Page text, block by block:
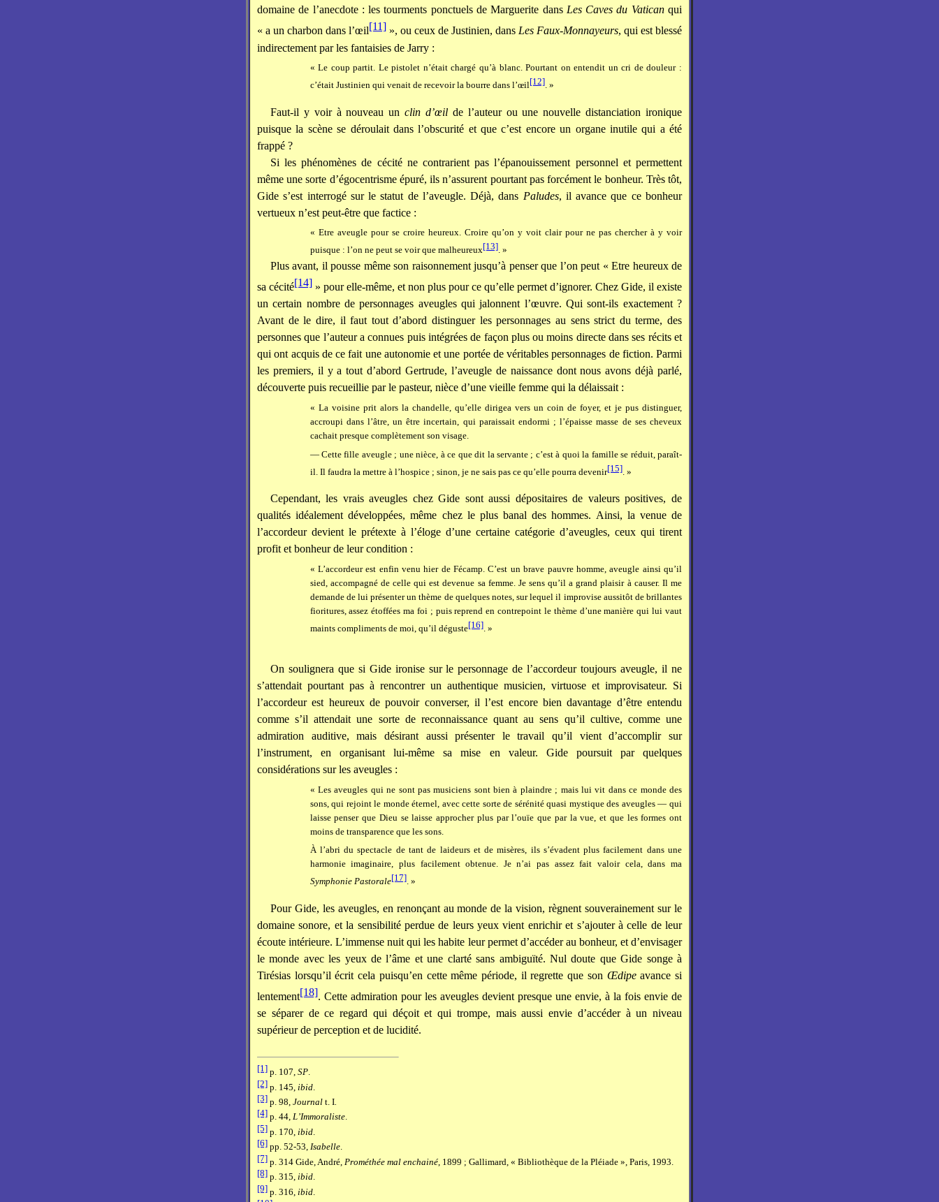
domaine de l’anecdote : les tourments ponctuels de Marguerite dans Les Caves du Vaticanqui
« a un charbon dans l’œil[11] », ou ceux de Justinien, dans Les Faux-Monnayeurs, qui est blessé
indirectement par les fantaisies de Jarry :
« Le coup partit. Le pistolet n’était chargé qu’à blanc. Pourtant on entendit un cri de douleur :
c’était Justinien qui venait de recevoir la bourre dans l’œil[12]. »
Faut-il y voir à nouveau unclin d’œilde l’auteur ou une nouvelle distanciation ironique
puisque la scène se déroulait dans l’obscurité et que c’est encore un organe inutile qui a été
frappé ?
Si les phénomènes de cécité ne contrarient pas l’épanouissement personnel et permettent
même une sorte d’égocentrisme épuré, ils n’assurent pourtant pas forcément le bonheur. Très tôt,
Gide s’est interrogé sur le statut de l’aveugle. Déjà, dans Paludes, il avance que ce bonheur
vertueux n’est peut-être que factice :
« Etre aveugle pour se croire heureux. Croire qu’on y voit clair pour ne pas chercher à y voir
puisque : l’on ne peut se voir que malheureux[13]. »
Plus avant, il pousse même son raisonnement jusqu’à penser que l’on peut « Etre heureux de
sa cécité[14] » pour elle-même, et non plus pour ce qu’elle permet d’ignorer. Chez Gide, il existe
un certain nombre de personnages aveugles qui jalonnent l’œuvre. Qui sont-ils exactement ?
Avant de le dire, il faut tout d’abord distinguer les personnages au sens strict du terme, des
personnes que l’auteur a connues puis intégrées de façon plus ou moins directe dans ses récits et
qui ont acquis de ce fait une autonomie et une portée de véritables personnages de fiction. Parmi
les premiers, il y a tout d’abord Gertrude, l’aveugle de naissance dont nous avons déjà parlé,
découverte puis recueillie par le pasteur, nièce d’une vieille femme qui la délaissait :
« La voisine prit alors la chandelle, qu’elle dirigea vers un coin de foyer, et je pus distinguer,
accroupi dans l’âtre, un être incertain, qui paraissait endormi ; l’épaisse masse de ses cheveux
cachait presque complètement son visage.
— Cette fille aveugle ; une nièce, à ce que dit la servante ; c’est à quoi la famille se réduit, paraît-
il. Il faudra la mettre à l’hospice ; sinon, je ne sais pas ce qu’elle pourra devenir[15]. »
Cependant, les vrais aveugles chez Gide sont aussi dépositaires de valeurs positives, de
qualités idéalement développées, même chez le plus banal des hommes. Ainsi, la venue de
l’accordeur devient le prétexte à l’éloge d’une certaine catégorie d’aveugles, ceux qui tirent
profit et bonheur de leur condition :
« L’accordeur est enfin venu hier de Fécamp. C’est un brave pauvre homme, aveugle ainsi qu’il
sied, accompagné de celle qui est devenue sa femme. Je sens qu’il a grand plaisir à causer. Il me
demande de lui présenter un thème de quelques notes, sur lequel il improvise aussitôt de brillantes
fioritures, assez étoffées ma foi ; puis reprend en contrepoint le thème d’une manière qui lui vaut
maints compliments de moi, qu’il déguste[16]. »
On soulignera que si Gide ironise sur le personnage de l’accordeur toujours aveugle, il ne
s’attendait pourtant pas à rencontrer un authentique musicien, virtuose et improvisateur. Si
l’accordeur est heureux de pouvoir converser, il l’est encore bien davantage d’être entendu
comme s’il attendait une sorte de reconnaissance quant au sens qu’il cultive, comme une
admiration auditive, mais désirant aussi présenter le travail qu’il vient d’accomplir sur
l’instrument, en organisant lui-même sa mise en valeur. Gide poursuit par quelques
considérations sur les aveugles :
« Les aveugles qui ne sont pas musiciens sont bien à plaindre ; mais lui vit dans ce monde des
sons, qui rejoint le monde éternel, avec cette sorte de sérénité quasi mystique des aveugles — qui
laisse penser que Dieu se laisse approcher plus par l’ouïe que par la vue, et que les formes ont
moins de transparence que les sons.
À l’abri du spectacle de tant de laideurs et de misères, ils s’évadent plus facilement dans une
harmonie imaginaire, plus facilement obtenue. Je n’ai pas assez fait valoir cela, dans ma
Symphonie Pastorale[17]. »
Pour Gide, les aveugles, en renonçant au monde de la vision, règnent souverainement sur le
domaine sonore, et la sensibilité perdue de leurs yeux vient enrichir et s’ajouter à celle de leur
écoute intérieure. L’immense nuit qui les habite leur permet d’accéder au bonheur, et d’envisager
le monde avec les yeux de l’âme et une clarté sans ambiguïté. Nul doute que Gide songe à
Tirésias lorsqu’il écrit cela puisqu’en cette même période, il regrette que son Œdipeavance si
lentement[18]. Cette admiration pour les aveugles devient presque une envie, à la fois envie de
se séparer de ce regard qui déçoit et qui trompe, mais aussi envie d’accéder à un niveau
supérieur de perception et de lucidité.
[1] p. 107, SP.
[2] p. 145, ibid.
[3] p. 98, Journal t. I.
[4] p. 44, L’Immoraliste.
[5] p. 170, ibid.
[6] pp. 52-53, Isabelle.
[7] p. 314 Gide, André, Prométhée mal enchainé, 1899 ; Gallimard, « Bibliothèque de la Pléiade », Paris, 1993.
[8] p. 315, ibid.
[9] p. 316, ibid.